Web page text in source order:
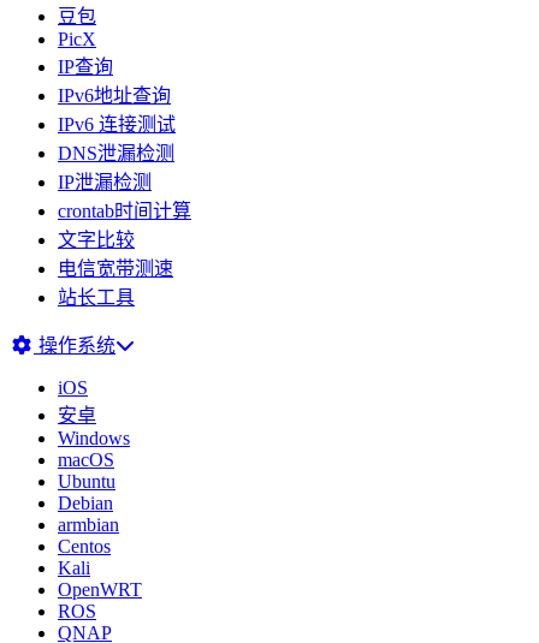
豆包
PicX
IP查询
IPv6地址查询
IPv6 连接测试
DNS泄漏检测
IP泄漏检测
crontab时间计算
文字比较
电信宽带测速
站长工具
操作系统
iOS
安卓
Windows
macOS
Ubuntu
Debian
armbian
Centos
Kali
OpenWRT
ROS
QNAP